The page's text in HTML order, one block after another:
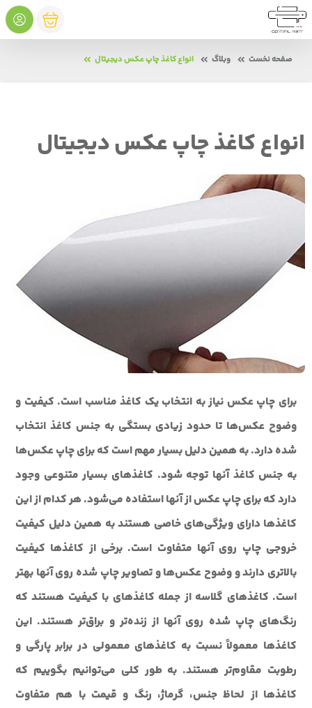
صفحه نخست وبلاگ انواع کاغذ چاپ عکس دیجیتال
انواع کاغذ چاپ عکس دیجیتال
برای چاپ عکس نیاز به انتخاب یک کاغذ مناسب است. کیفیت و
وضوح عکس‌ها تا حدود زیادی بستگی به جنس کاغذ انتخاب
شده دارد. به همین دلیل بسیار مهم است که برای چاپ عکس‌ها
به جنس کاغذ آنها توجه شود. کاغذهای بسیار متنوعی وجود
دارد که برای چاپ عکس از آنها استفاده می‌شود. هر کدام از این
کاغذها دارای ویژگی‌های خاصی هستند به همین دلیل کیفیت
خروجی چاپ روی آنها متفاوت است. برخی از کاغذها کیفیت
بالاتری دارند و وضوح عکس‌ها و تصاویر چاپ شده روی آنها بهتر
است. کاغذهای گلاسه از جمله کاغذهای با کیفیت هستند که
رنگ‌های چاپ شده روی آنها از زنده‌تر و براق‌تر هستند. این
کاغذها معمولاً نسبت به کاغذهای معمولی در برابر پارگی و
رطوبت مقاوم‌تر هستند. به طور کلی می‌توانیم بگوییم که
کاغذها از لحاظ جنس، گرماژ، رنگ و قیمت با هم متفاوت